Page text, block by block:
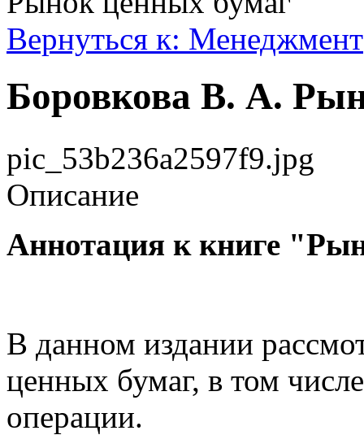
Вернуться к: Менеджмент
Боровкова В. А.
pic_53b236a2597f9.jpg
Описание
Аннотация к книге
В данном издании
ценных бумаг, в том
операции.